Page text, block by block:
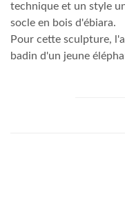
technique et un style
socle en bois d'ébiara.
Pour cette sculpture,
badin d'un jeune